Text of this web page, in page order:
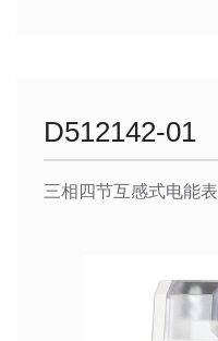
D512142-01
三相四节互感式电能表